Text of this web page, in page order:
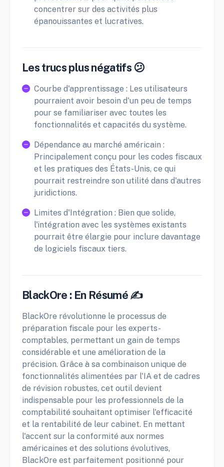
concentrer sur des activités plus
épanouissantes et lucratives.
Les trucs plus négatifs 😕
Courbe d'apprentissage : Les utilisateurs
pourraient avoir besoin d'un peu de temps
pour se familiariser avec toutes les
fonctionnalités et capacités du système.
Dépendance au marché américain :
Principalement conçu pour les codes fiscaux
et les pratiques des États-Unis, ce qui
pourrait restreindre son utilité dans d'autres
juridictions.
Limites d'Intégration : Bien que solide,
l'intégration avec les systèmes existants
pourrait être élargie pour inclure davantage
de logiciels fiscaux tiers.
BlackOre : En Résumé ✍️
BlackOre révolutionne le processus de
préparation fiscale pour les experts-
comptables, permettant un gain de temps
considérable et une amélioration de la
précision. Grâce à sa combinaison unique de
fonctionnalités alimentées par l'IA et de cadres
de révision robustes, cet outil devient
indispensable pour les professionnels de la
comptabilité souhaitant optimiser l'efficacité
et la rentabilité de leur cabinet. En mettant
l'accent sur la conformité aux normes
américaines et des solutions évolutives,
BlackOre est parfaitement positionné pour